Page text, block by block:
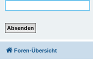
Foren-Übersicht